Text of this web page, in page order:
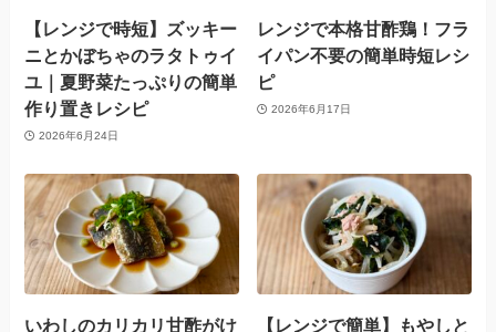
【レンジで時短】ズッキー
ニとかぼちゃのラタトゥイ
ユ｜夏野菜たっぷりの簡単
作り置きレシピ
2026年6月24日
レンジで本格甘酢鶏！フラ
イパン不要の簡単時短レシ
ピ
2026年6月17日
いわしのカリカリ甘酢がけ 【レンジで簡単】もやしと